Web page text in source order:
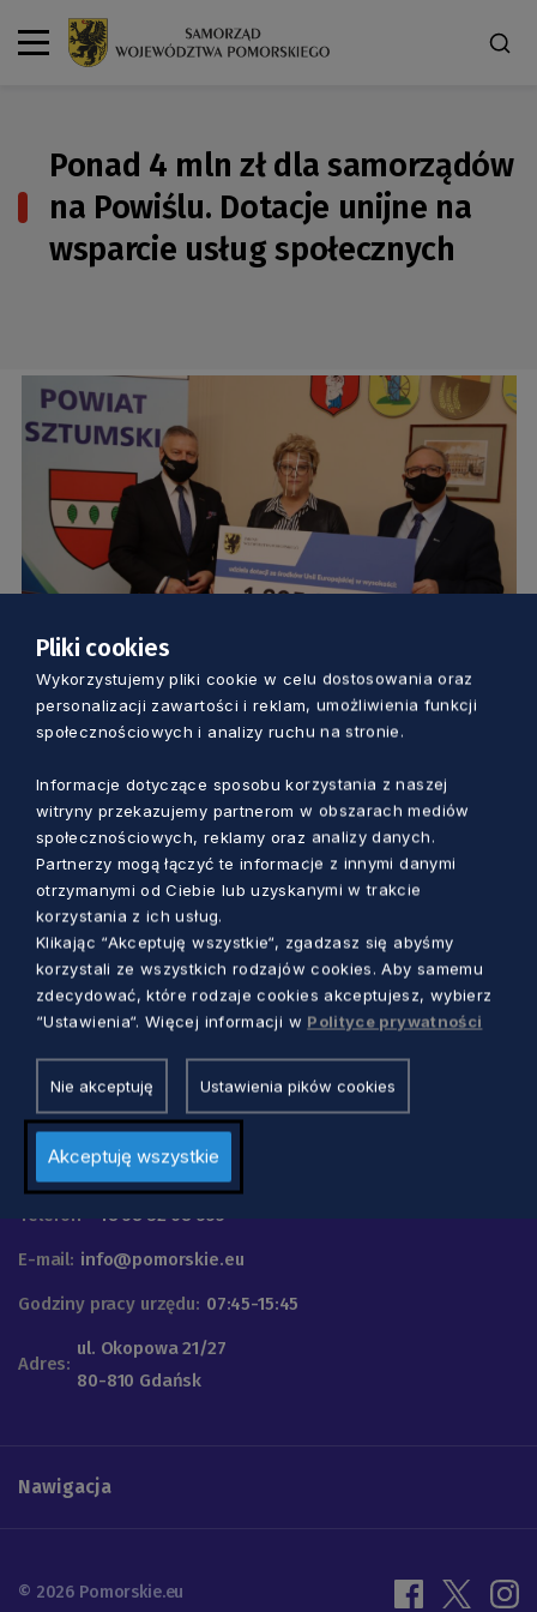
Ponad 4 mln zł dla samorządów
na Powiślu. Dotacje unijne na
wsparcie usług społecznych
URZĄD
Ponad 4 mln zł dla samorządów na
usług społecznych
Marcin Szumny 5 lat temu
Urząd Marszałkowski
Województwa Pomorskiego
Telefon +48 58 32 68 555
E-mail: info@pomorskie.eu
Godziny pracy urzędu: 07:45-15:45
Adres:
ul. Okopowa 21/27
80-810 Gdańsk
Nawigacja
© 2026 Pomorskie.eu
Pliki cookies
Wykorzystujemy pliki cookie w celu dostosowania oraz
personalizacji zawartości i reklam, umożliwienia funkcji
społecznościowych i analizy ruchu na stronie.
Informacje dotyczące sposobu korzystania z naszej
witryny przekazujemy partnerom w obszarach mediów
społecznościowych, reklamy oraz analizy danych.
Partnerzy mogą łączyć te informacje z innymi danymi
otrzymanymi od Ciebie lub uzyskanymi w trakcie
korzystania z ich usług.
Klikając “Akceptuję wszystkie“, zgadzasz się abyśmy
korzystali ze wszystkich rodzajów cookies. Aby samemu
zdecydować, które rodzaje cookies akceptujesz, wybierz
“Ustawienia“. Więcej informacji w Polityce prywatności
Nie akceptuję Ustawienia pików cookies
Akceptuję wszystkie